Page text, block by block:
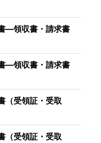
―領収書・請求書
―領収書・請求書
（受領証・受取
（受領証・受取